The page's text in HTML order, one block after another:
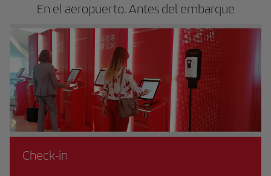
En el aeropuerto. Antes del embarque
Check-in